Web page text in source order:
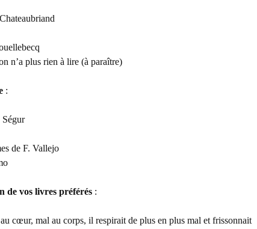
n’a plus rien à lire (à paraître)
:
de F. Vallejo
de vos livres préférés :
cœur, mal au corps, il respirait de plus en plus mal et frissonnait